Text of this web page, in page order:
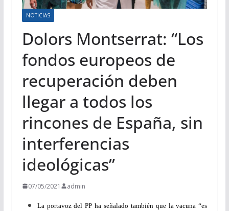
NOTICIAS
Dolors Montserrat: “Los
fondos europeos de
recuperación deben
llegar a todos los
rincones de España, sin
interferencias
ideológicas”
07/05/2021 admin
La portavoz del PP ha señalado también que la vacuna“es